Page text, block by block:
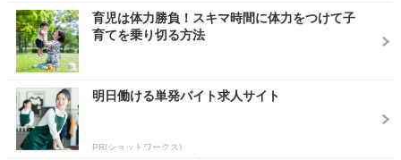
育児は体力勝負！スキマ時間に体力をつけて子
育てを乗り切る方法
明日働ける単発バイト求人サイト
PR(ショットワークス)